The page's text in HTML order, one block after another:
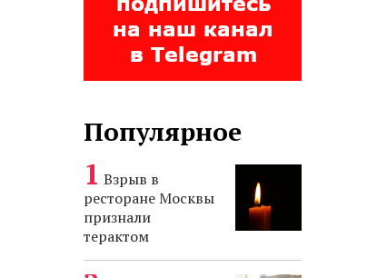
Популярное
Взрыв в
ресторане Москвы
признали
терактом